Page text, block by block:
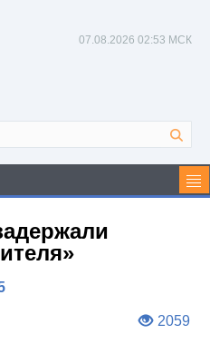
07.08.2026 02:53 МСК
2059